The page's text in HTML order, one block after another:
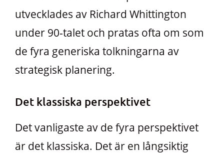
utvecklades av Richard Whittington
under 90-talet och pratas ofta om som
de fyra generiska tolkningarna av
strategisk planering.
Det klassiska perspektivet
Det vanligaste av de fyra perspektivet
är det klassiska. Det är en långsiktig